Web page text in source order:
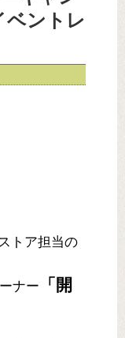
ベントレ
トア担当の
ナー
「開